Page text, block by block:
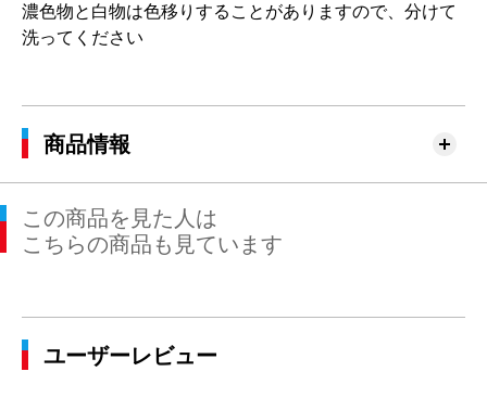
濃色物と白物は色移りすることがありますので、分けて
洗ってください
商品情報
この商品を見た人は
こちらの商品も見ています
ユーザーレビュー